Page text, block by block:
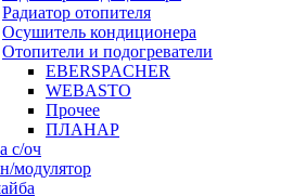
Радиатор отопителя
Осушитель кондиционера
Отопители и подогреватели
EBERSPACHER
WEBASTO
Прочее
ПЛАНАР
с/оч
модулятор